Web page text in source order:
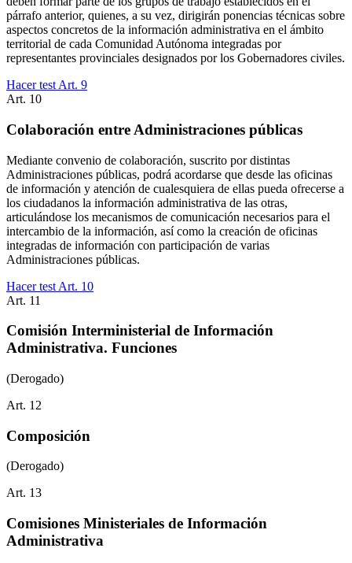
párrafo anterior, quienes, a su vez, dirigirán ponencias técnicas sobre
aspectos concretos de la información administrativa en el ámbito
territorial de cada Comunidad Autónoma integradas por
representantes provinciales designados por los Gobernadores civiles.
Hacer test Art. 9
Art. 10
Colaboración entre Administraciones públicas
Mediante convenio de colaboración, suscrito por distintas
Administraciones públicas, podrá acordarse que desde las oficinas
de información y atención de cualesquiera de ellas pueda ofrecerse a
los ciudadanos la información administrativa de las otras,
articulándose los mecanismos de comunicación necesarios para el
intercambio de la información, así como la creación de oficinas
integradas de información con participación de varias
Administraciones públicas.
Hacer test Art. 10
Art. 11
Comisión Interministerial de Información
Administrativa. Funciones
(Derogado)
Art. 12
Composición
(Derogado)
Art. 13
Comisiones Ministeriales de Información
Administrativa